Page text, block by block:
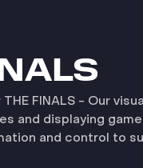
THE FINALS - Our
and displaying
and control to